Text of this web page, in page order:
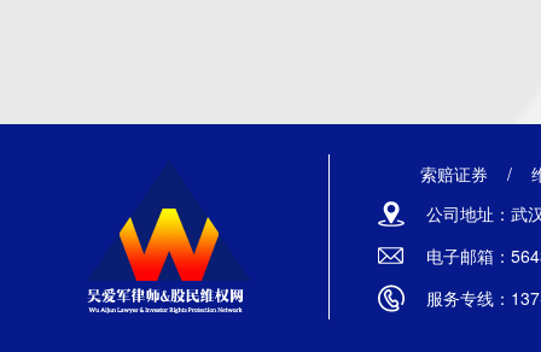
索赔证券 /
公司地址：武
电子邮箱：
服务专线：